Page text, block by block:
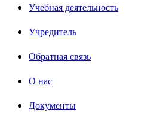
Учебная деятельность
Учредитель
Обратная связь
О нас
Документы